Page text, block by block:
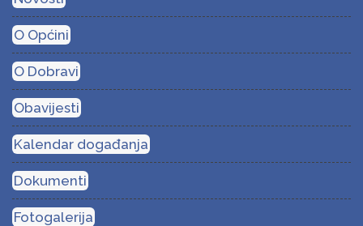
O Općini
O Dobravi
Obavijesti
Kalendar događanja
Dokumenti
Fotogalerija